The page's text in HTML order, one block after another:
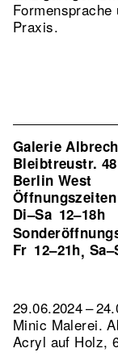
Praxis.
Galerie
Bleibtreustr. 48
Berlin West
Öffnungszeiten
Di–Sa 12–18h
Fr 12–21h,
29.06.2024 –
Minic Malerei.
Acryl auf Holz,